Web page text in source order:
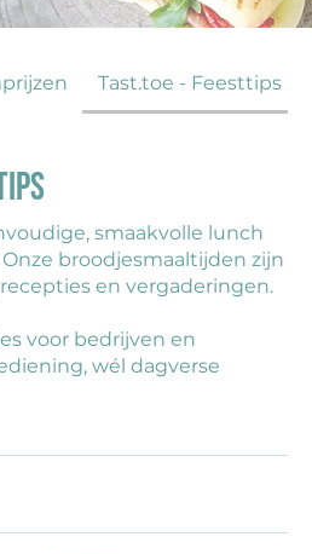
Tast.toe - Feesttips
smaakvolle lunch
broodjesmaaltijden zijn
en vergaderingen.
voor bedrijven en
wél dagverse